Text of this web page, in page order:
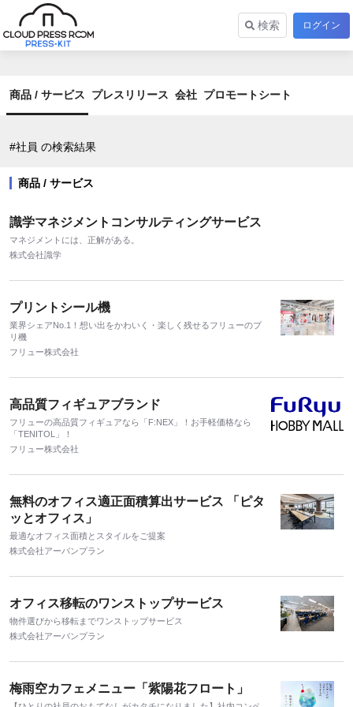
検索 ログイン
商品 / サービス プレスリリース 会社 プロモートシート
#社員 の検索結果
商品 / サービス
識学マネジメントコンサルティングサービス
マネジメントには、正解がある。
株式会社識学
プリントシール機
業界シェアNo.1！想い出をかわいく・楽しく残せるフリューのプ
リ機
フリュー株式会社
高品質フィギュアブランド
フリューの高品質フィギュアなら「F:NEX」！お手軽価格なら
「TENITOL」！
フリュー株式会社
無料のオフィス適正面積算出サービス 「ピタ
ッとオフィス」
最適なオフィス面積とスタイルをご提案
株式会社アーバンプラン
オフィス移転のワンストップサービス
物件選びから移転までワンストップサービス
株式会社アーバンプラン
梅雨空カフェメニュー「紫陽花フロート」